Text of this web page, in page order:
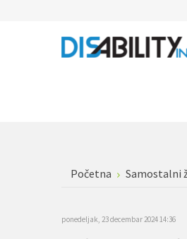
Početna Samostalni
ponedeljak, 23 decembar 2024 14:36